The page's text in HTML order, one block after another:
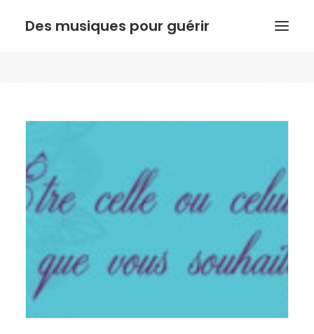
Des musiques pour guérir
MUSIQUE DE L’INSTINCT
BOUTIQUE
ACTUALITE
Recherche
Login / Register